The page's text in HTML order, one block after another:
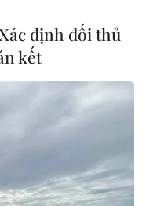
định đối thủ
kết